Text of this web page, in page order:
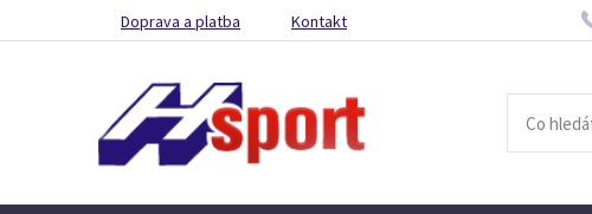
Doprava a platba Kontakt